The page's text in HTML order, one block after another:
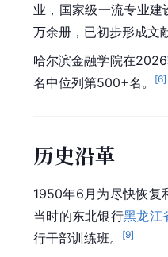
业，国家级一流专业
万余册，已初步形成文
哈尔滨金融学院在2026
名中位列第500+名。
[6]
历史沿革
1950年6月为尽快恢复
当时的东北银行黑龙江
行干部训练班。
[9]